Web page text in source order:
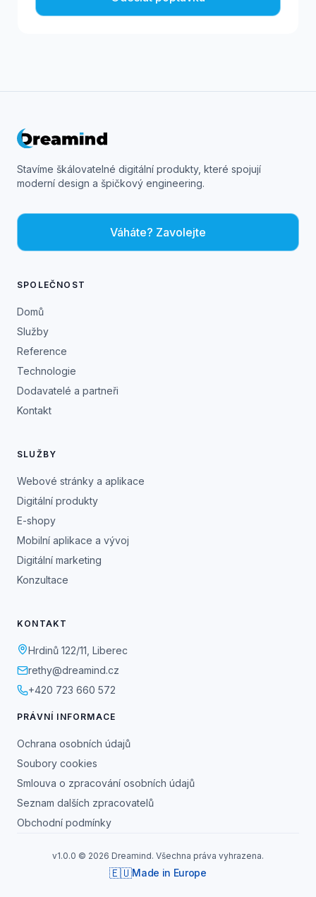
Stavíme škálovatelné digitální produkty, které spojují
moderní design a špičkový engineering.
Váháte? Zavolejte
SPOLEČNOST
Domů
Služby
Reference
Technologie
Dodavatelé a partneři
Kontakt
SLUŽBY
Webové stránky a aplikace
Digitální produkty
E-shopy
Mobilní aplikace a vývoj
Digitální marketing
Konzultace
KONTAKT
Hrdinů 122/11, Liberec
rethy@dreamind.cz
+420 723 660 572
PRÁVNÍ INFORMACE
Ochrana osobních údajů
Soubory cookies
Smlouva o zpracování osobních údajů
Seznam dalších zpracovatelů
Obchodní podmínky
v1.0.0 © 2026 Dreamind. Všechna práva vyhrazena.
🇪🇺Made in Europe